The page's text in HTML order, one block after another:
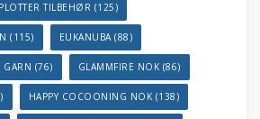
TILBEHØR (125)
(115) EUKANUBA(88)
GARN (76) GLAMMFIRE NOK (86)
HAPPY COCOONING NOK (138)